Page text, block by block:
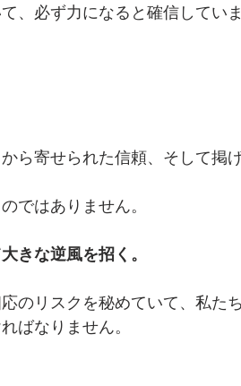
、必ず力になると確信していま
ら寄せられた信頼、そして掲
ではありません。
きな逆風を招く。
のリスクを秘めていて、私た
ばなりません。